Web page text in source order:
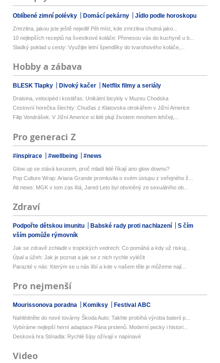
Oblíbené zimní polévky Domácí pekárny Jídlo podle horoskopu
Zmrzlina, jakou jste ještě nejedli! Pět míst, kde zmrzlina chutná jako...
10 nejlepších receptů na švestkové koláče: Přenesou vás do kuchyně u b...
Sladký poklad u cesty: Využijte letní špendlíky do tvarohového koláče,...
Hobby a zábava
BLESK Tlapky Divoký kačer Netflix filmy a seriály
Draisina, velocipéd i kostitřas: Unikátní bicykly v Muzeu Chodska
Cestovní horečka šlechty: Chuďas z Klatovska otrokářem v Jižní Americe
Filip Vondrášek: V Jižní Americe si lidé plují životem mnohem lehčeji,...
Pro generaci Z
#inspirace #wellbeing #news
Glow up se stává luxusem, proč mladí lidé říkají ano glow downu?
Pop Culture Wrap: Ariana Grande promluvila o svém ústupu z veřejného ž...
Alt news: MGK v tom zas lítá, Jared Leto byl obviněný ze sexuálního ob...
Zdraví
Podpořte dětskou imunitu Babské rady proti nachlazení
S čím
vším pomůže rýmovník
Jak se zdravě zchladit v tropických vedrech: Co pomáhá a kdy už riskuj...
Úpal a úžeh: Jak je poznat a jak se z nich rychle vyléčit
Parazité v nás: Kterým se u nás líbí a kde v našem těle je můžeme nají...
Pro nejmenší
Mourissonova poradna Komiksy Festival ABC
Nahlédněte do nové továrny Škoda Auto: Takhle probíhá výroba baterií p...
Vybíráme nejlepší herní adaptace Pána prstenů. Moderní pecky i histori...
Desková hra Stínadla: Rychlé šípy ožívají v napínavé
Video